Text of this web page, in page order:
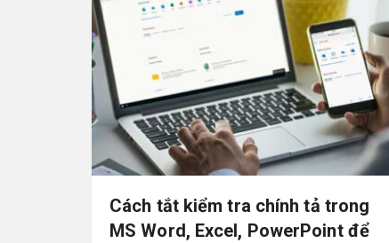
Cách tắt kiểm tra chính tả trong
MS Word, Excel, PowerPoint để